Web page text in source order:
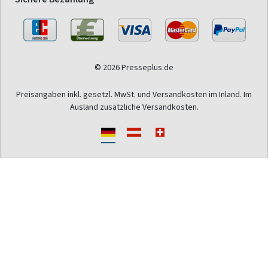
© 2026 Presseplus.de
Preisangaben inkl. gesetzl. MwSt. und Versandkosten im Inland. Im
Ausland zusätzliche Versandkosten.